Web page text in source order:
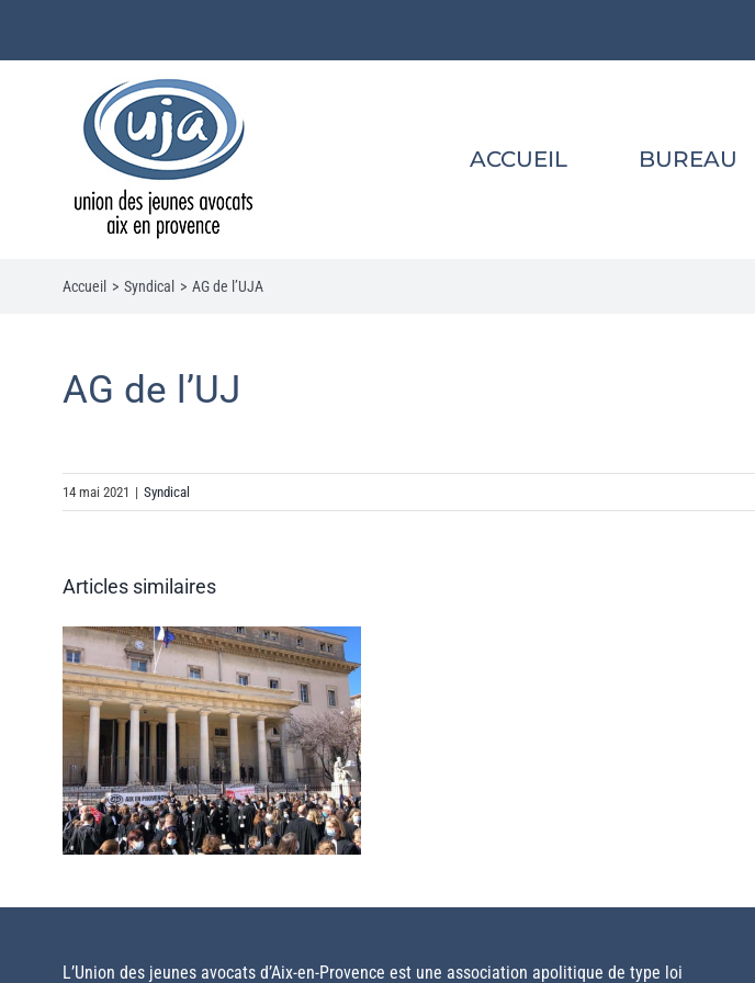
ACCUEIL BUREAU
Accueil > Syndical > AG de l’UJA
AG de l’UJ
14 mai 2021 | Syndical
Articles similaires
L’Union des jeunes avocats d’Aix-en-Provence est une association apolitique de type loi